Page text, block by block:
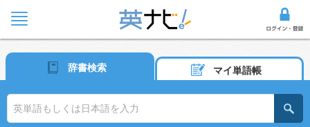
辞書検索 マイ単語帳